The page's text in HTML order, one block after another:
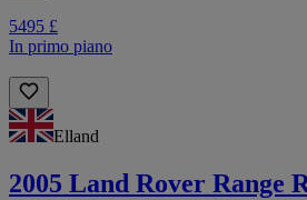
5495 £
In primo piano
Elland
2005 Land Rover Range